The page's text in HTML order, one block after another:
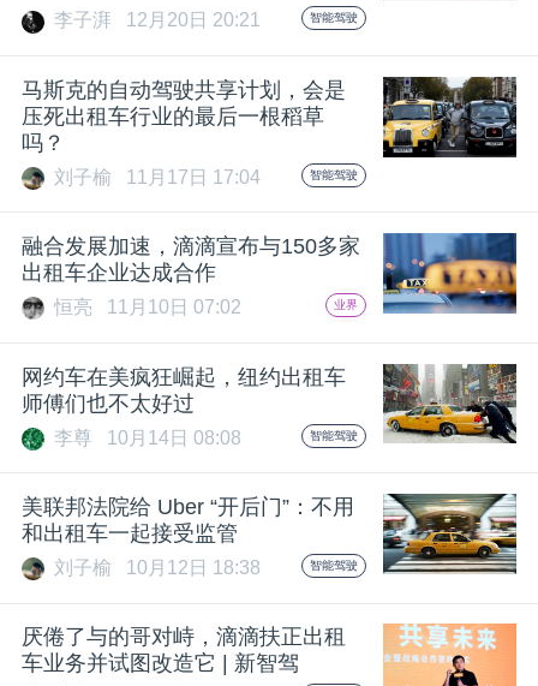
李子湃 12月20日 20:21 智能驾驶
马斯克的自动驾驶共享计划，会是
压死出租车行业的最后一根稻草
吗？
刘子榆 11月17日 17:04 智能驾驶
融合发展加速，滴滴宣布与150多家
出租车企业达成合作
恒亮 11月10日 07:02 业界
网约车在美疯狂崛起，纽约出租车
师傅们也不太好过
李尊 10月14日 08:08 智能驾驶
美联邦法院给 Uber “开后门”：不用
和出租车一起接受监管
刘子榆 10月12日 18:38 智能驾驶
厌倦了与的哥对峙，滴滴扶正出租
车业务并试图改造它 | 新智驾